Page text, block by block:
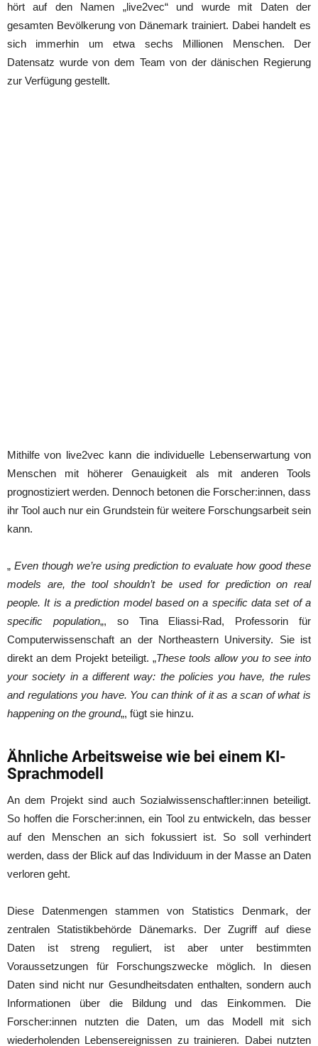
hört auf den Namen „live2vec“ und wurde mit Daten der
gesamten Bevölkerung von Dänemark trainiert. Dabei handelt es
sich immerhin um etwa sechs Millionen Menschen. Der
Datensatz wurde von dem Team von der dänischen Regierung
zur Verfügung gestellt.
Mithilfe von live2vec kann die individuelle Lebenserwartung von
Menschen mit höherer Genauigkeit als mit anderen Tools
prognostiziert werden. Dennoch betonen die Forscher:innen, dass
ihr Tool auch nur ein Grundstein für weitere Forschungsarbeit sein
kann.
„ Even though we’re using prediction to evaluate how good these
models are, the tool shouldn’t be used for prediction on real
people. It is a prediction model based on a specific data set of a
specific population„, so Tina Eliassi-Rad, Professorin für
Computerwissenschaft an der Northeastern University. Sie ist
direkt an dem Projekt beteiligt. „These tools allow you to see into
your society in a different way: the policies you have, the rules
and regulations you have. You can think of it as a scan of what is
happening on the ground„, fügt sie hinzu.
Ähnliche Arbeitsweise wie bei einem KI-
Sprachmodell
An dem Projekt sind auch Sozialwissenschaftler:innen beteiligt.
So hoffen die Forscher:innen, ein Tool zu entwickeln, das besser
auf den Menschen an sich fokussiert ist. So soll verhindert
werden, dass der Blick auf das Individuum in der Masse an Daten
verloren geht.
Diese Datenmengen stammen von Statistics Denmark, der
zentralen Statistikbehörde Dänemarks. Der Zugriff auf diese
Daten ist streng reguliert, ist aber unter bestimmten
Voraussetzungen für Forschungszwecke möglich. In diesen
Daten sind nicht nur Gesundheitsdaten enthalten, sondern auch
Informationen über die Bildung und das Einkommen. Die
Forscher:innen nutzten die Daten, um das Modell mit sich
wiederholenden Lebensereignissen zu trainieren. Dabei nutzten